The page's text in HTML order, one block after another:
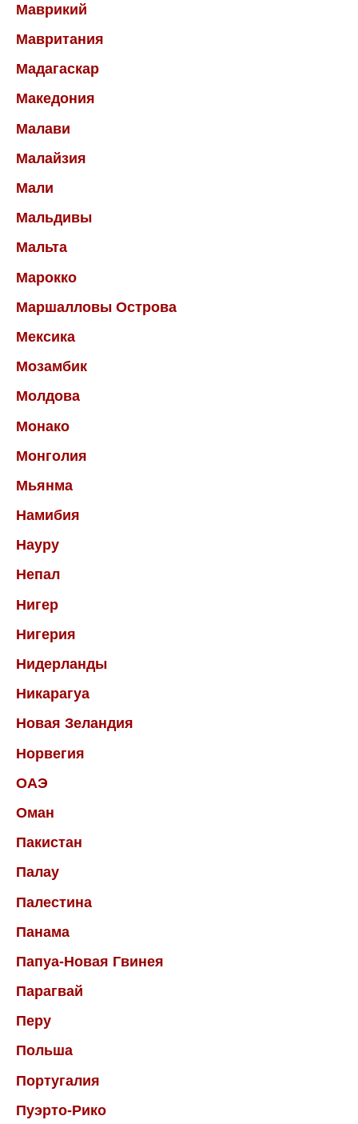
Маврикий
Мавритания
Мадагаскар
Македония
Малави
Малайзия
Мали
Мальдивы
Мальта
Марокко
Маршалловы Острова
Мексика
Мозамбик
Молдова
Монако
Монголия
Мьянма
Намибия
Науру
Непал
Нигер
Нигерия
Нидерланды
Никарагуа
Новая Зеландия
Норвегия
ОАЭ
Оман
Пакистан
Палау
Палестина
Панама
Папуа-Новая Гвинея
Парагвай
Перу
Польша
Португалия
Пуэрто-Рико